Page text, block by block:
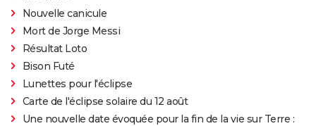
Nouvelle canicule
Mort de Jorge Messi
Résultat Loto
Bison Futé
Lunettes pour l'éclipse
Carte de l'éclipse solaire du 12 août
Une nouvelle date évoquée pour la fin de la vie sur Terre :